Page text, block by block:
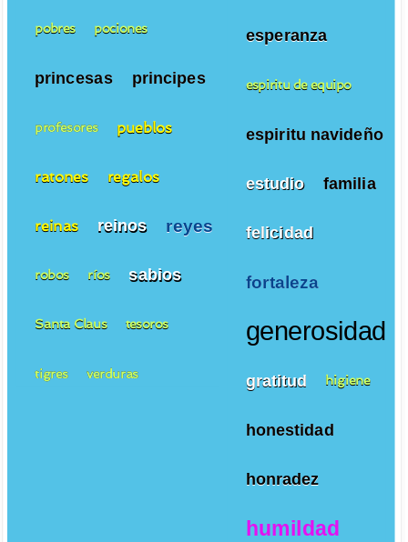
esperanza
espiritu de equipo
espiritu navideño
estudio familia
felicidad
fortaleza
generosidad
gratitud higiene
honestidad
honradez
humildad
pobres pociones
princesas principes
profesores pueblos
ratones regalos
reinas reinos reyes
robos ríos sabios
Santa Claus tesoros
tigres verduras